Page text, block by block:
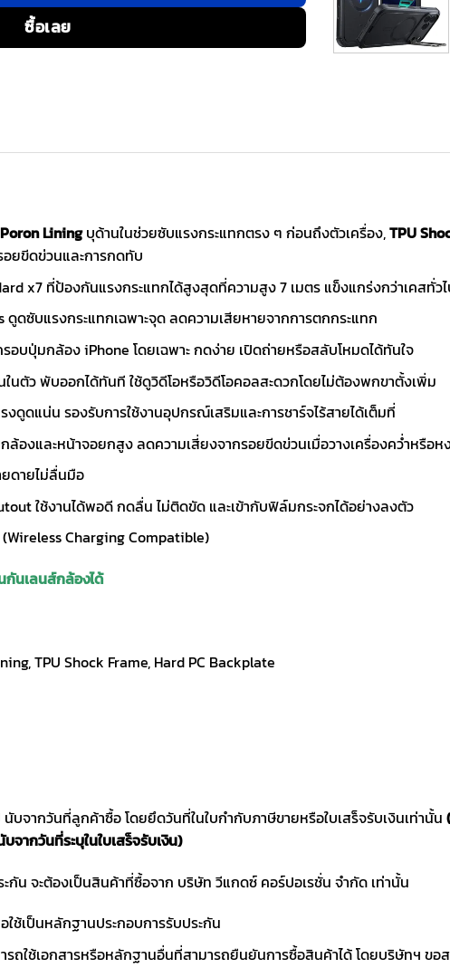
ซื้อเลย
Liningบุด้านในช่วยซับแรงกระแทกตรง ๆ ก่อนถึงตัวเครื่อง,TPU
ยขีดข่วนและการกดทับ
x7 ที่ป้องกันแรงกระแทกได้สูงสุดที่ความสูง 7 เมตร แข็งแกร่งกว่าเคสทั่วไ
ดูดซับแรงกระแทกเฉพาะจุด ลดความเสียหายจากการตกกระแทก
บปุ่มกล้อง iPhone โดยเฉพาะ กดง่าย เปิดถ่ายหรือสลับโหมดได้ทันใจ
นตัว พับออกได้ทันที ใช้ดูวิดีโอหรือวิดีโอคอลสะดวกโดยไม่ต้องพกขาตั้งเพิ่ม
ดูดแน่น รองรับการใช้งานอุปกรณ์เสริมและการชาร์จไร้สายได้เต็มที่
ล้องและหน้าจอยกสูง ลดความเสี่ยงจากรอยขีดข่วนเมื่อวางเครื่องคว่ำหรือห
ดายไม่ลื่นมือ
ใช้งานได้พอดี กดลื่น ไม่ติดขัด และเข้ากับฟิล์มกระจกได้อย่างลงตัว
Charging Compatible)
กันเลนส์กล้องได้
TPU Shock Frame, Hard PC Backplate
นับจากวันที่ลูกค้าซื้อ โดยยึดวันที่ในใบกำกับภาษีขายหรือใบเสร็จรับเงินเท่านั้น
จากวันที่ระบุในใบเสร็จรับเงิน)
กัน จะต้องเป็นสินค้าที่ซื้อจาก บริษัท วีแกดซ์ คอร์ปอเรชั่น จำกัด เท่านั้น
ใช้เป็นหลักฐานประกอบการรับประกัน
ถใช้เอกสารหรือหลักฐานอื่นที่สามารถยืนยันการซื้อสินค้าได้ โดยบริษัทฯ ขอ